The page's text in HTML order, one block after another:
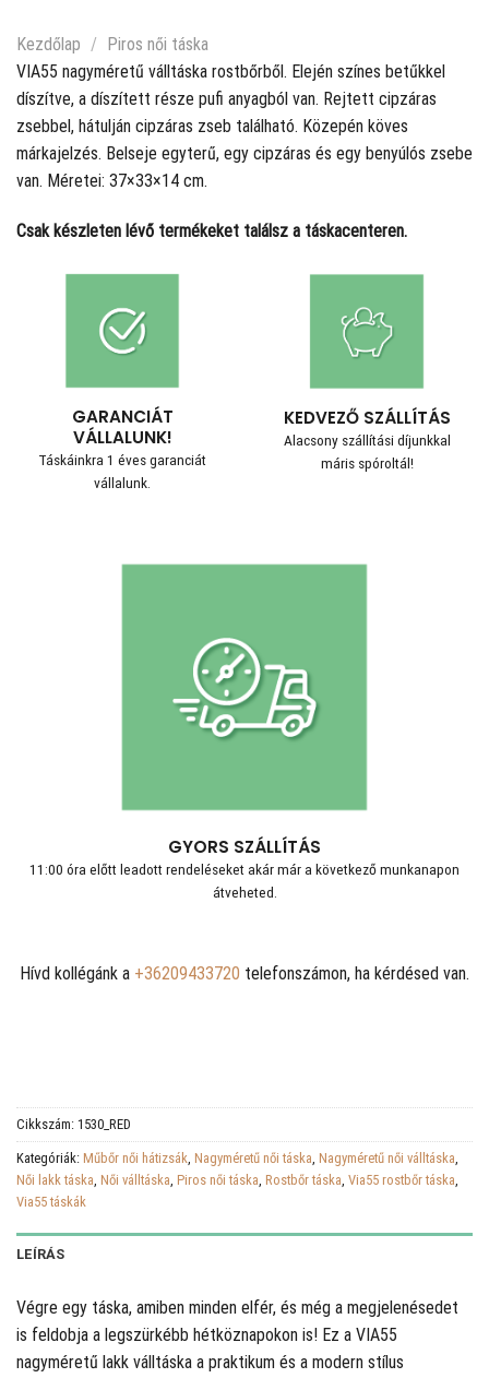
Kezdőlap /
Piros női táska
VIA55 nagyméretű válltáska rostbőrből. Elején színes betűkkel
díszítve, a díszített része pufi anyagból van. Rejtett cipzáras
zsebbel, hátulján cipzáras zseb található. Közepén köves
márkajelzés. Belseje egyterű, egy cipzáras és egy benyúlós zsebe
van. Méretei: 37×33×14 cm.
Csak készleten lévő termékeket találsz a táskacenteren.
GARANCIÁT
VÁLLALUNK!
Táskáinkra 1 éves garanciát
vállalunk.
KEDVEZŐ SZÁLLÍTÁS
Alacsony szállítási díjunkkal
máris spóroltál!
GYORS SZÁLLÍTÁS
11:00 óra előtt leadott rendeléseket akár már a következő munkanapon
átveheted.
Hívd kollégánk a +36209433720 telefonszámon, ha kérdésed van.
Cikkszám: 1530_RED
Kategóriák: Műbőr női hátizsák, Nagyméretű női táska, Nagyméretű női válltáska,
Női lakk táska, Női válltáska, Piros női táska, Rostbőr táska, Via55 rostbőr táska,
Via55 táskák
LEÍRÁS
Végre egy táska, amiben minden elfér, és még a megjelenésedet
is feldobja a legszürkébb hétköznapokon is! Ez a VIA55
nagyméretű lakk válltáska a praktikum és a modern stílus